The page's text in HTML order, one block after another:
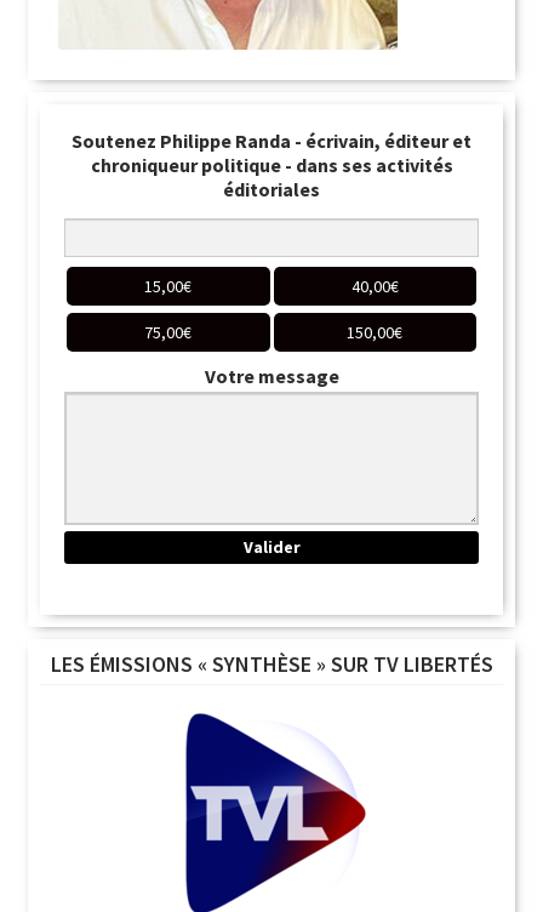
Soutenez Philippe Randa - écrivain, éditeur et
chroniqueur politique - dans ses activités
éditoriales
15,00€ 40,00€
75,00€ 150,00€
Votre message
LES ÉMISSIONS « SYNTHÈSE » SUR TV LIBERTÉS